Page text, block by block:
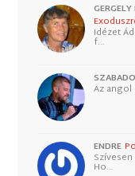
Idézet
f…
Az
ENDRE
Ho…